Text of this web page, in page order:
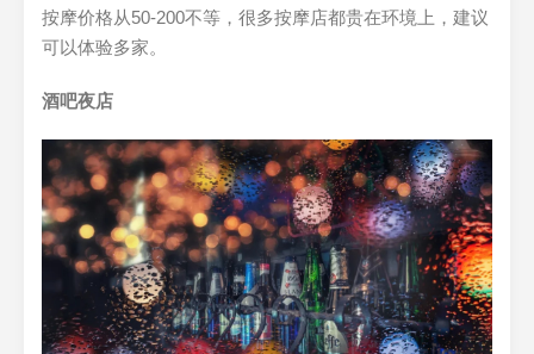
按摩价格从50-200不等，很多按摩店都贵在环境上，建议
可以体验多家。
酒吧夜店